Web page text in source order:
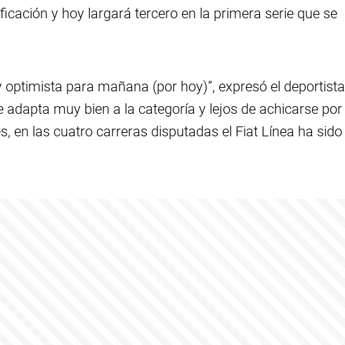
y hoy largará tercero en la primera serie que se
optimista para mañana (por hoy)”, expresó el deportista
adapta muy bien a la categoría y lejos de achicarse por
en las cuatro carreras disputadas el Fiat Línea ha sido